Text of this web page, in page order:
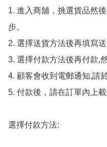
1. 進入商舖，挑選貨品然
步。
2. 選擇送貨方法後再填寫
3. 選擇付款方法後再付款,
4. 顧客會收到電郵通知,請
5. 付款後，請在訂單內上
選擇付款方法: